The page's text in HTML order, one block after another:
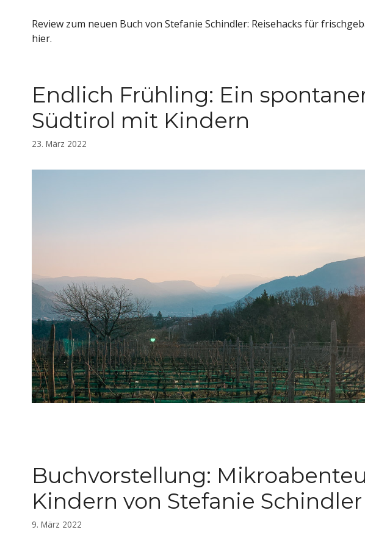
Review zum neuen Buch von Stefanie Schindler: Reisehacks für
hier.
Endlich Frühling: Ein
Südtirol mit Kindern
23. März 2022
Buchvorstellung:
Kindern von Stefanie Schindler
9. März 2022